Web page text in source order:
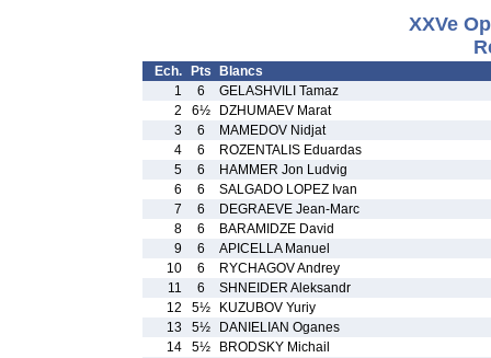
XXVe
Ech. Pts
Blancs
1
6
GELASHVILI Tamaz
2
6½
DZHUMAEV Marat
3
6
MAMEDOV Nidjat
4
6
ROZENTALIS Eduardas
5
6
HAMMER Jon Ludvig
6
6
SALGADO LOPEZ Ivan
7
6
DEGRAEVE Jean-Marc
8
6
BARAMIDZE David
9
6
APICELLA Manuel
10
6
RYCHAGOV Andrey
11
6
SHNEIDER Aleksandr
12
5½
KUZUBOV Yuriy
13
5½
DANIELIAN Oganes
14
5½
BRODSKY Michail